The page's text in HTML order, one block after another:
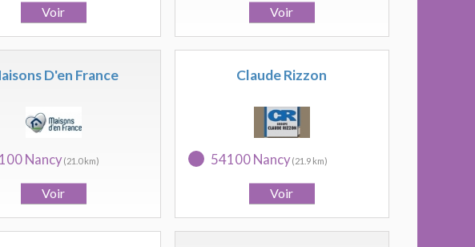
D'en France
Nancy(21.0 km)
Claude Rizzon
54100 Nancy(21.9 km)